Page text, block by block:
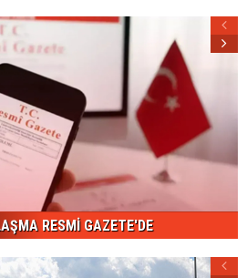
RESMİ GAZETE'DE